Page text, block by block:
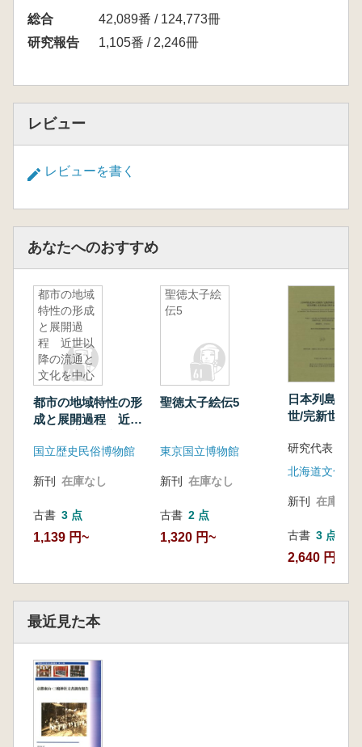
総合
42,089番 / 124,773冊
研究報告
1,105番 / 2,246冊
レビュー
レビューを書く
あなたへのおすすめ
都市の地域
特性の形成
と展開過
程 近世以
降の流通と
文化を中心
都市の地域特性の形
成と展開過程 近世
中心に
国立歴史民俗博物館
新刊 在庫なし
古書 3 点
1,139 円~
聖徳太子絵
伝5
聖徳太子絵伝5
東京国立博物館
新刊 在庫なし
古書 2 点
1,320 円~
日本列島北
世/完新世移
形成に関す
研究代表 佐
新刊 在庫なし
古書 3 点
2,640 円~
最近見た本